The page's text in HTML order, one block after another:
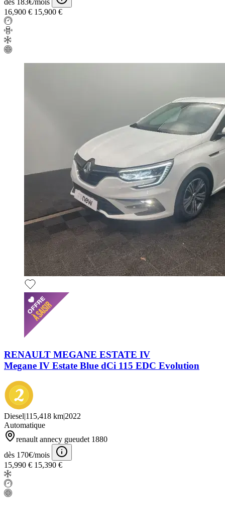
16,900 € 15,900 €
RENAULT MEGANE ESTATE IV
Megane IV Estate Blue dCi 115 EDC Evolution
Diesel|115,418 km|2022
Automatique
renault annecy gueudet 1880
dès 170€/mois
15,990 € 15,390 €